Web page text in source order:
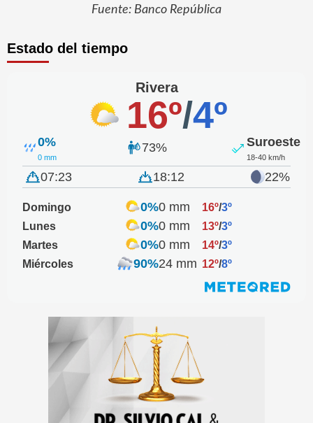
Fuente: Banco República
Estado del tiempo
Rivera
16º/4º
0%
0 mm
73% Suroeste
18-40 km/h
07:23 18:12 22%
Domingo 0%0 mm 16º/3º
Lunes
0%0 mm 13º/3º
Martes
0%0 mm 14º/3º
Miércoles
90%24 mm 12º/8º